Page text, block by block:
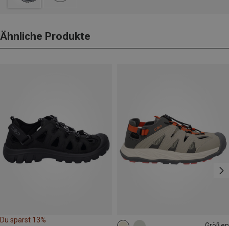
Ähnliche Produkte
Du sparst 13%